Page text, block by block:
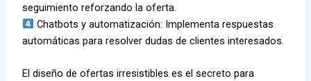
seguimiento reforzando la oferta.
Chatbots y automatización: Implementa respuestas
automáticas para resolver dudas de clientes interesados.
El diseño de ofertas irresistibles es el secreto para